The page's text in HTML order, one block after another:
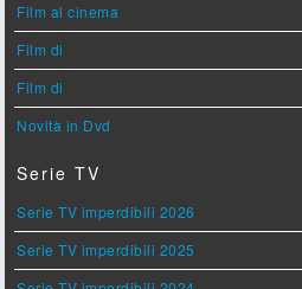
Film al cinema
Film di
Film di
Novità in Dvd
Serie TV
Serie TV imperdibili 2026
Serie TV imperdibili 2025